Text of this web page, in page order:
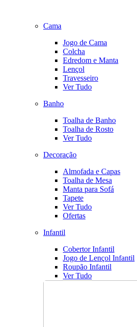
Cama
Jogo de Cama
Colcha
Edredom e Manta
Lençol
Travesseiro
Ver Tudo
Banho
Toalha de Banho
Toalha de Rosto
Ver Tudo
Decoração
Almofada e Capas
Toalha de Mesa
Manta para Sofá
Tapete
Ver Tudo
Ofertas
Infantil
Cobertor Infantil
Jogo de Lençol Infantil
Roupão Infantil
Ver Tudo